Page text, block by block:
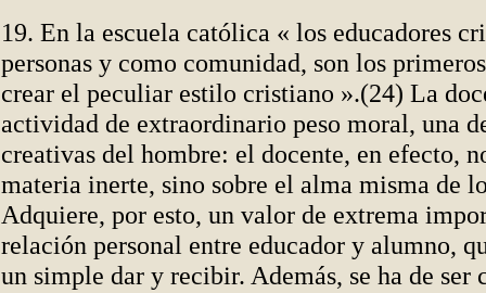
19. En la escuela católica « los educadores
personas y como comunidad, son los
crear el peculiar estilo cristiano ».(24) La
actividad de extraordinario peso moral, una
creativas del hombre: el docente, en efecto,
materia inerte, sino sobre el alma misma de
Adquiere, por esto, un valor de extrema
relación personal entre educador y alumno,
un simple dar y recibir. Además, se ha de ser